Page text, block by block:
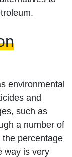
environmental
and
such as
a number of
percentage
way is very